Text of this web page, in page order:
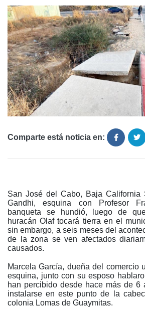
Comparte está noticia en:
San José del Cabo, Baja
Gandhi, esquina con Profesor
banqueta se hundió, luego de
huracán Olaf tocará tierra en el
sin embargo, a seis meses del
de la zona se ven afectados
causados.
Marcela García, dueña del comercio
esquina, junto con su esposo
han percibido desde hace más de 6
instalarse en este punto de la
colonia Lomas de Guaymitas.